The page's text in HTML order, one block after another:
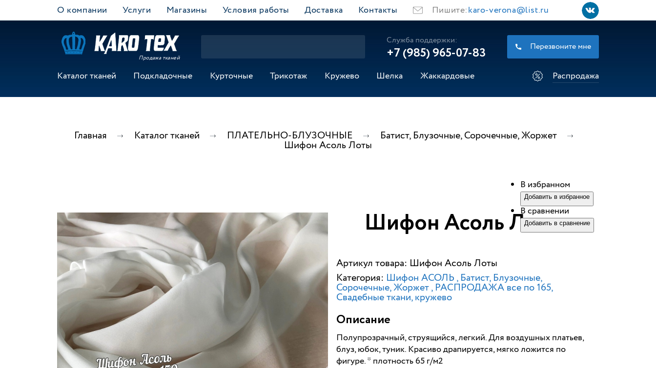
О компании Услуги Магазины Условия работы Доставка Контакты Пишите:karo-verona@list.ru
Продажа тканей
Служба поддержки:
+7 (985) 965-07-83
Перезвоните мне
Каталог тканей Подкладочные Курточные Трикотаж Кружево Шелка Жаккардовые Распродажа
Главная Каталог тканей ПЛАТЕЛЬНО-БЛУЗОЧНЫЕ Батист, Блузочные, Сорочечные, Жоржет
Шифон Асоль Лоты
Шифон Асоль Лоты
Артикул товара: Шифон Асоль Лоты
Категория: Шифон АСОЛЬ Батист, Блузочные,
Сорочечные, Жоржет РАСПРОДАЖА все по 165
Свадебные ткани, кружево
Описание
Полупрозрачный, струящийся, легкий. Для воздушных платьев,
блуз, юбок, туник. Красиво драпируется, мягко ложится по
фигуре. * плотность 65 г/м2
В избранном
Добавить в избранное
В сравнении
Добавить в сравнение